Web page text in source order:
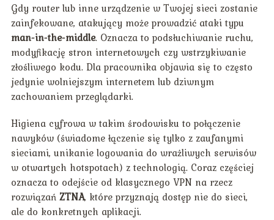
Gdy router lub inne urządzenie w Twojej sieci zostanie
zainfekowane, atakujący może prowadzić ataki typu
man-in-the-middle. Oznacza to podsłuchiwanie ruchu,
modyfikację stron internetowych czy wstrzykiwanie
złośliwego kodu. Dla pracownika objawia się to często
jedynie wolniejszym internetem lub dziwnym
zachowaniem przeglądarki.
Higiena cyfrowa w takim środowisku to połączenie
nawyków (świadome łączenie się tylko z zaufanymi
sieciami, unikanie logowania do wrażliwych serwisów
w otwartych hotspotach) z technologią. Coraz częściej
oznacza to odejście od klasycznego VPN na rzecz
rozwiązań ZTNA, które przyznają dostęp nie do sieci,
ale do konkretnych aplikacji.